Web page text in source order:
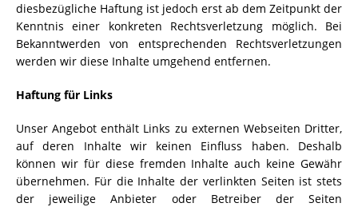
diesbezügliche Haftung ist jedoch erst ab dem Zeitpunkt der
Kenntnis einer konkreten Rechtsverletzung möglich. Bei
Bekanntwerden von entsprechenden Rechtsverletzungen
werden wir diese Inhalte umgehend entfernen.
Haftung für Links
Unser Angebot enthält Links zu externen Webseiten Dritter,
auf deren Inhalte wir keinen Einfluss haben. Deshalb
können wir für diese fremden Inhalte auch keine Gewähr
übernehmen. Für die Inhalte der verlinkten Seiten ist stets
der jeweilige Anbieter oder Betreiber der Seiten